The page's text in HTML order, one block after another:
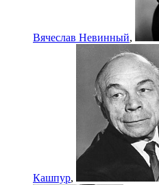
Вячеслав Невинный,
Кашпур,